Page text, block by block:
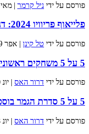
פורסם על ידי ניל קרמר | מאי 4, 2024
פלייאוף פריוויו 2024: דנבר נאגטס (2) נגד הלוס אנג'...
פורסם על ידי טל קינן | אפר 19, 2024
5 על 5 משחקים ראשונים מסדרת הגמר...
פורסם על ידי דרור האס יונ 10, 2023
5 על 5 סדרת הגמר בוסטון לאן ושינויים מנהליים...
פורסם על ידי דרור האס | יונ 3, 2023